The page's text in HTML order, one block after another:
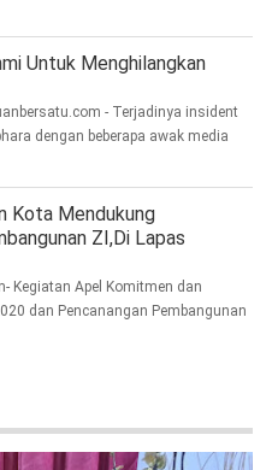
Untuk Menghilangkan
- Terjadinya insident
dengan beberapa awak media
Kota Mendukung
ZI,Di Lapas
Kegiatan Apel Komitmen dan
dan Pencanangan Pembangunan